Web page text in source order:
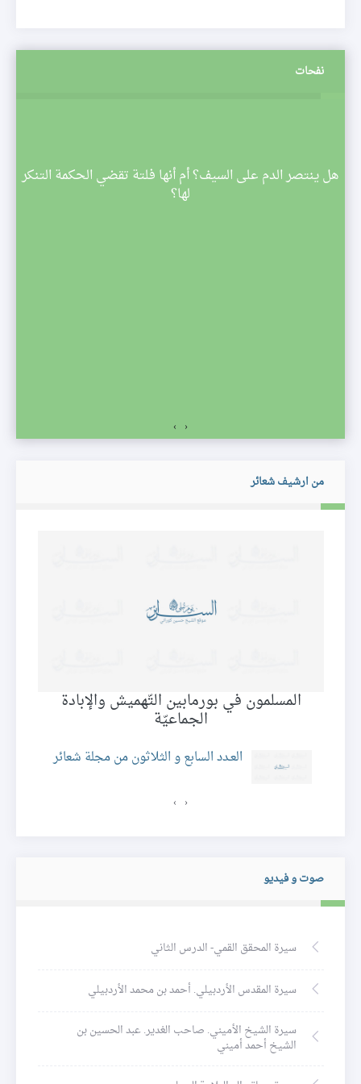
نفحات
هل ينتصر الدم على السيف؟ أم أنها فلتة تقضي الحكمة التنكر
لها؟
‹
›
من ارشيف شعائر
المسلمون في بورمابين التّهميش والإبادة
الجماعيّة
العـدد السابع و الثلاثون من مجلة شعائر
‹
›
صوت و فيديو
سيرة المحقق القمي- الدرس الثاني
سيرة المقدس الأردبيلي. أحمد بن محمد الأردبيلي
سيرة الشيخ الأميني. صاحب الغدير. عبد الحسين بن
الشيخ أحمد أميني